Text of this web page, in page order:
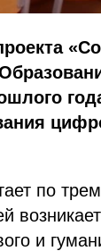
по
и